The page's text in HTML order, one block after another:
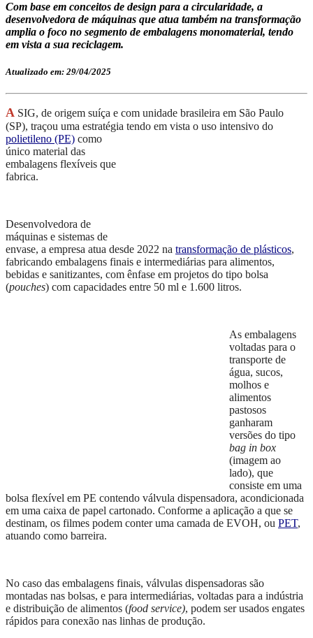
Com base em conceitos de design para a circularidade, a
desenvolvedora de máquinas que atua também na transformação
amplia o foco no segmento de embalagens monomaterial, tendo
em vista a sua reciclagem.
Atualizado em: 29/04/2025
A SIG, de origem suíça e com unidade brasileira em São Paulo
(SP), traçou uma estratégia tendo em vista o uso intensivo do
polietileno (PE) como
único material das
embalagens flexíveis que
fabrica.
Desenvolvedora de
máquinas e sistemas de
envase, a empresa atua desde 2022 na transformação de plásticos,
fabricando embalagens finais e intermediárias para alimentos,
bebidas e sanitizantes, com ênfase em projetos do tipo bolsa
(pouches) com capacidades entre 50 ml e 1.600 litros.
As embalagens
voltadas para o
transporte de
água, sucos,
molhos e
alimentos
pastosos
ganharam
versões do tipo
bag in box
(imagem ao
lado), que
consiste em uma
bolsa flexível em PE contendo válvula dispensadora, acondicionada
em uma caixa de papel cartonado. Conforme a aplicação a que se
destinam, os filmes podem conter uma camada de EVOH, ou PET,
atuando como barreira.
No caso das embalagens finais, válvulas dispensadoras são
montadas nas bolsas, e para intermediárias, voltadas para a indústria
e distribuição de alimentos (food service), podem ser usados engates
rápidos para conexão nas linhas de produção.